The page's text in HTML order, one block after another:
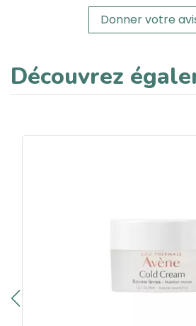
Donner votre
Découvrez